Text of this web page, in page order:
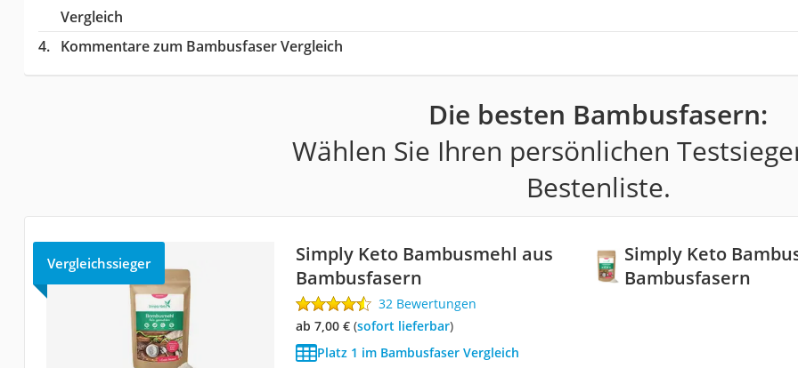
Vergleich
Kommentare zum Bambusfaser Vergleich
Die besten Bambusfasern:
Wählen Sie Ihren persönlichen
Bestenliste.
Simply Keto
Bambusfasern
Vergleichssieger
Simply Keto Bambusmehl aus
Bambusfasern
32 Bewertungen
ab 7,00 €( Sofort lieferbar)
Platz 1 im Bambusfaser Vergleich